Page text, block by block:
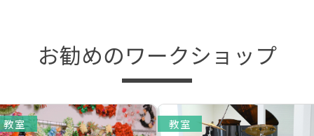
お勧めのワークショップ
教室 教室